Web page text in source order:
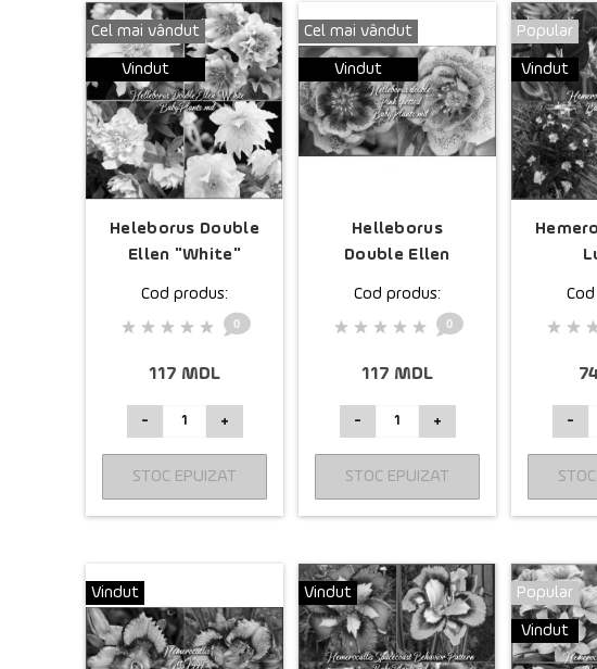
Cel mai vândut
Vindut
Heleborus Double
Ellen "White"
Cod produs:
0
117 MDL
- +
STOC EPUIZAT
Cel mai vândut
Vindut
Helleborus
Double Ellen
Cod produs:
0
117 MDL
- +
STOC EPUIZAT
Popular
Vindut
-
Vindut Vindut Popular
Vindut